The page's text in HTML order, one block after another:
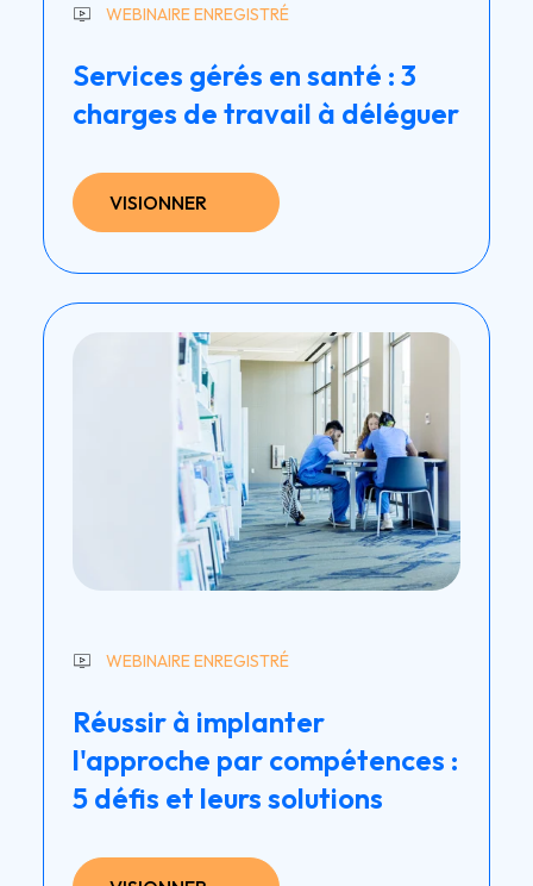
WEBINAIRE ENREGISTRÉ
Services gérés en santé : 3
charges de travail à déléguer
VISIONNER
WEBINAIRE ENREGISTRÉ
Réussir à implanter
l'approche par compétences :
5 défis et leurs solutions